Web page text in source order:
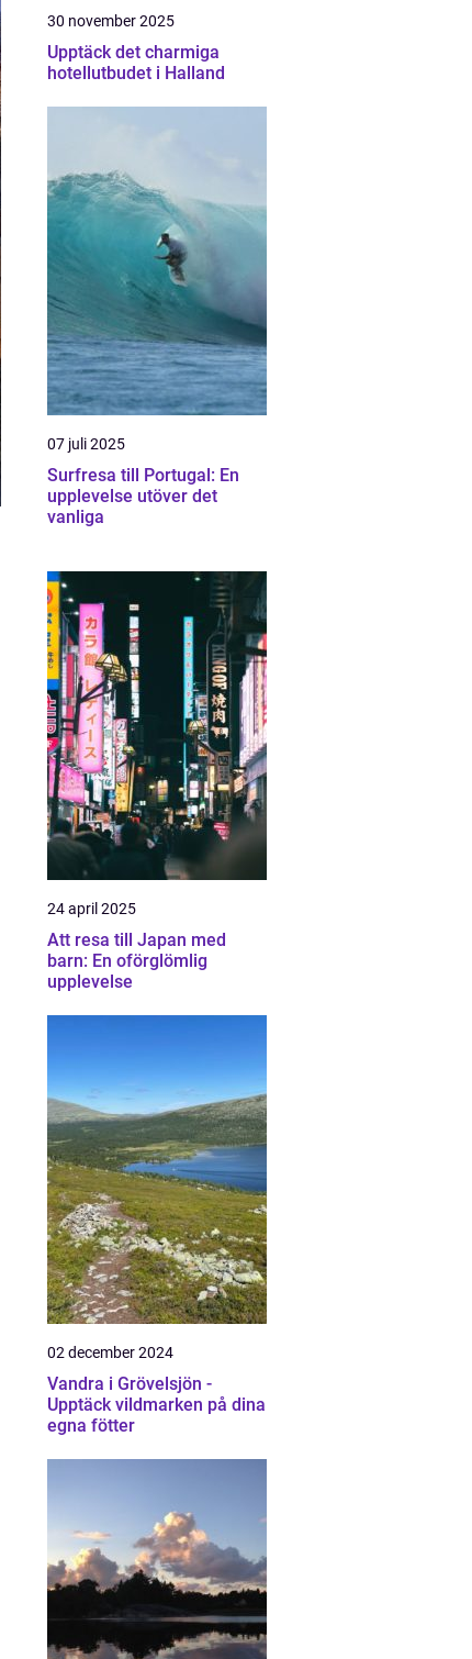
30 november 2025
Upptäck det charmiga
hotellutbudet i Halland
07 juli 2025
Surfresa till Portugal: En
upplevelse utöver det
vanliga
24 april 2025
Att resa till Japan med
barn: En oförglömlig
upplevelse
02 december 2024
Vandra i Grövelsjön -
Upptäck vildmarken på dina
egna fötter